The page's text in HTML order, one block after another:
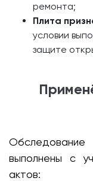
ремонта;
Плита
условии
защите
выполнены с
актов: